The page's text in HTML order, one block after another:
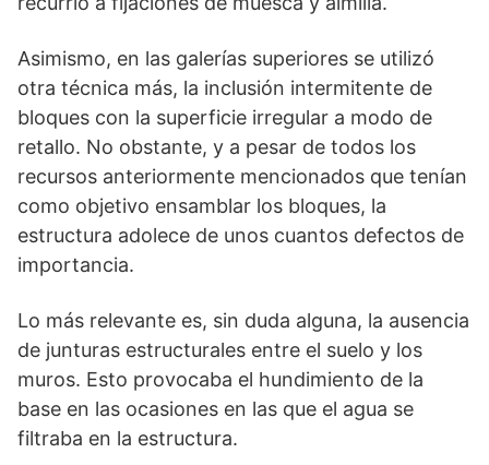
Asimismo, en las galerías superiores se utilizó
otra técnica más, la inclusión intermitente de
bloques con la superficie irregular a modo de
retallo. No obstante, y a pesar de todos los
recursos anterior­mente mencionados que tenían
como objetivo ensam­blar los bloques, la
estructura adolece de unos cuantos defectos de
importancia.
Lo más relevante es, sin duda alguna, la ausencia
de junturas estructurales entre el suelo y los
muros. Esto provocaba el hundi­miento de la
base en las ocasiones en las que el agua se
filtraba en la estructura.